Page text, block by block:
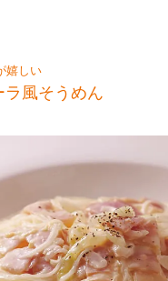
嬉しい
ラ風そうめん